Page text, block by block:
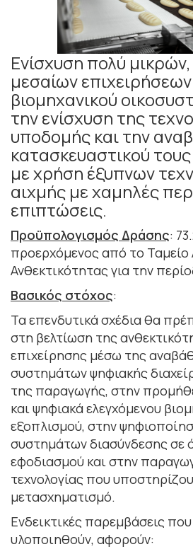
Ενίσχυση πολύ
μεσαίων
βιομηχανικού
την ενίσχυση της
υποδομής και την
κατασκευαστικού
με χρήση έξυπνων
αιχμής με χαμηλές
επιπτώσεις.
Προϋπολογισμός Δράσης:
προερχόμενος από το Ταμείο
Ανθεκτικότητας για την
Βασικός στόχος:
Τα επενδυτικά σχέδια θα
στη βελτίωση της
επιχείρησης μέσω της
συστημάτων ψηφιακής
της παραγωγής, στην
και ψηφιακά ελεγχόμενου
εξοπλισμού, στην
συστημάτων διασύνδεσης σε
εφοδιασμού και στην
τεχνολογίας που
μετασχηματισμό.
Ενδεικτικές παρεμβάσεις
υλοποιηθούν, αφορούν: